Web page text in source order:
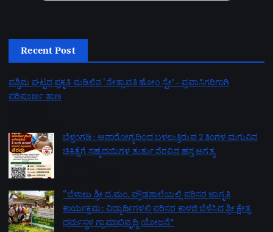
Recent Post
ಪಶ್ಚಿಮ ಘಟ್ಟದ ಪ್ರಕೃತಿ ಮಡಿಲಿನ ‘ನೇತ್ರಾವತಿ ಹೋಂ ಸ್ಟೇ’ – ಪ್ರವಾಸಿಗರಿಗಾಗಿ
ಪರಿಪೂರ್ಣ ತಾಣ
ಬೆಳ್ತಂಗಡಿ: ಅನಾರೋಗ್ಯದಿಂದ ಬಳಲುತ್ತಿರುವ 2 ತಿಂಗಳ ಮಗುವಿನ
ಚಿಕಿತ್ಸೆಗೆ ಸಹೃದಯಿಗಳ ತುರ್ತು ನೆರವಿನ ಹಸ್ತ ಅಗತ್ಯ
“ಬೆಳಾಲು ಶ್ರೀ ಧ.ಮಂ. ಪ್ರೌಢಶಾಲೆಯಲ್ಲಿ ಪರಿಸರ ಜಾಗೃತಿ
ಕಾರ್ಯಕ್ರಮ: ವಿದ್ಯಾರ್ಥಿಗಳಲ್ಲಿ ಪರಿಸರ ಕಾಳಜಿ ಬೆಳೆಸಿದ ಶ್ರೀ ಕ್ಷೇತ್ರ
ಧರ್ಮಸ್ಥಳ ಗ್ರಾಮಾಭಿವೃದ್ಧಿ ಯೋಜನೆ”